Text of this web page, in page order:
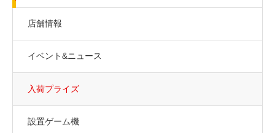
店舗情報
イベント&ニュース
入荷プライズ
設置ゲーム機